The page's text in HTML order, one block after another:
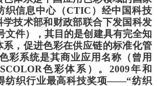
织信息中心（CTIC）经中国科技
学技术部和财政部联合下发国科发
文件），其目的是创建具有完全知
系，促进色彩在供应链的标准化管
彩系统是其商业应用名称（曾用
色彩体系）。2009年和
纺织行业最高科技奖项——“纺织